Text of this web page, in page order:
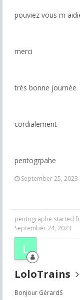
pouviez vous m
merci
très bonne journée
cordialement
pentogrpahe
September 25, 2023
pentographe started
September 24, 2023
LoloTrains
Bonjour GérardS